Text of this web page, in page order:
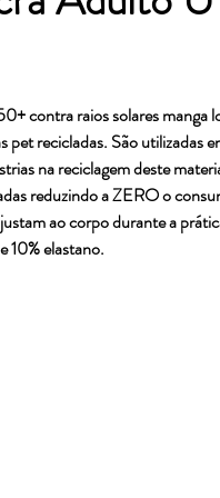
contra raios solares manga
pet recicladas. São utilizadas
na reciclagem deste
reduzindo a ZERO o
ao corpo durante a
10% elastano.